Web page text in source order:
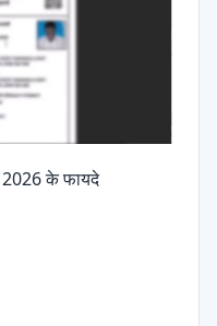
के फायदे